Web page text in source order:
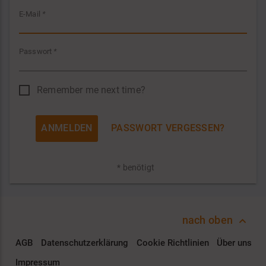
E-Mail *
Passwort *
Remember me next time?
PASSWORT VERGESSEN?
* benötigt
nach oben
AGB Datenschutzerklärung Cookie Richtlinien
Über uns
Impressum